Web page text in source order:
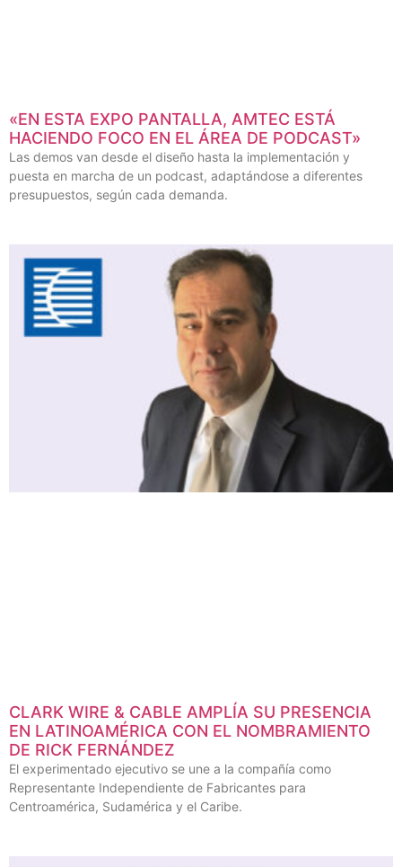
«EN ESTA EXPO PANTALLA, AMTEC ESTÁ
HACIENDO FOCO EN EL ÁREA DE PODCAST»
Las demos van desde el diseño hasta la implementación y
puesta en marcha de un podcast, adaptándose a diferentes
presupuestos, según cada demanda.
CLARK WIRE & CABLE AMPLÍA SU PRESENCIA
EN LATINOAMÉRICA CON EL NOMBRAMIENTO
DE RICK FERNÁNDEZ
El experimentado ejecutivo se une a la compañía como
Representante Independiente de Fabricantes para
Centroamérica, Sudamérica y el Caribe.